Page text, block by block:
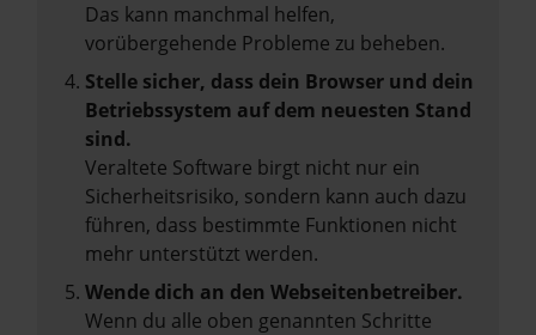
Das kann manchmal helfen,
vorübergehende Probleme zu beheben.
Stelle sicher, dass dein Browser und dein
Betriebssystem auf dem neuesten Stand
sind.
Veraltete Software birgt nicht nur ein
Sicherheitsrisiko, sondern kann auch dazu
führen, dass bestimmte Funktionen nicht
mehr unterstützt werden.
Wende dich an den Webseitenbetreiber.
Wenn du alle oben genannten Schritte